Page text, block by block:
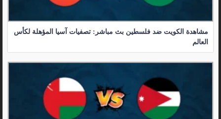
مشاهدة الكويت ضد فلسطين بث مباشر: تصفيات آسيا المؤهلة لكأس
العالم